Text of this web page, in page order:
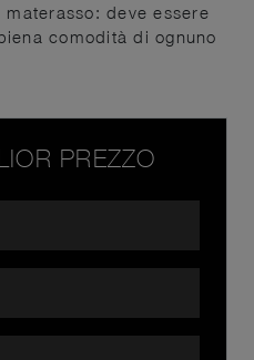
deve essere
comodità di ognuno
PREZZO